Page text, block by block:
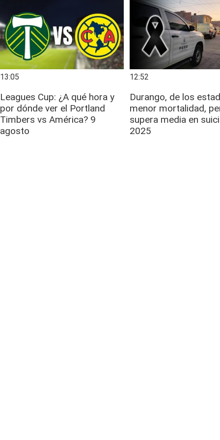
13:05
Leagues Cup: ¿A qué hora y
por dónde ver el Portland
Timbers vs América? 9
agosto
12:52
Durango, de los
menor mortalidad,
supera media en
2025